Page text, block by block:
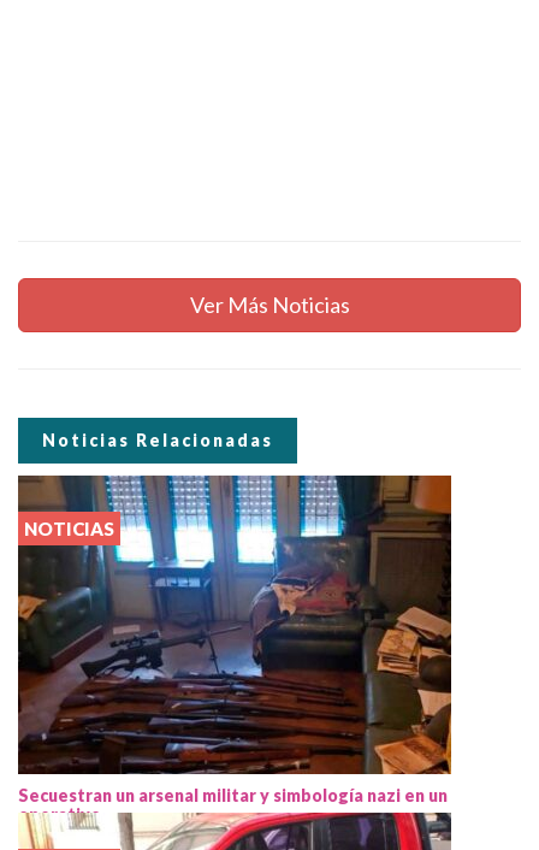
Ver Más Noticias
Noticias Relacionadas
NOTICIAS
Secuestran un arsenal militar y simbología nazi en un
operativo